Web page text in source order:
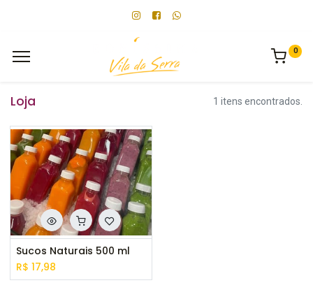
0
Loja 1 itens encontrados.
Sucos Naturais 500 ml
R$ 17,98